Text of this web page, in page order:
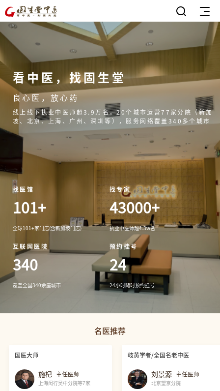
看中医，找固生堂
良心医，放心药
线上线下执业中医师超3.9万名，20个城市运营77家分院（新加
坡、北京、上海、广州、深圳等），服务网络覆盖340多个城市
找医馆
101+
全球101+家门店(含新加坡门店)
互联网医院
340
覆盖全国340余座城市
找专家
43000+
执业中医师超4.3w名
预约挂号
24
24小时随时预约挂号
名医推荐
国医大师
施杞 主任医师
上海闵行吴中分院等7家
岐黄学者/全国名老中医
刘景源 主任医师
北京望京分院